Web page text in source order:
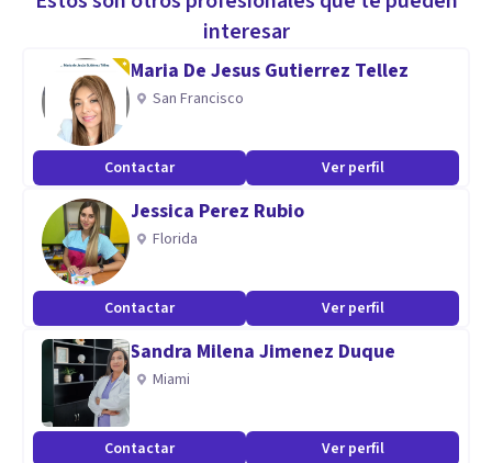
interesar
Maria De Jesus Gutierrez Tellez
San Francisco
Contactar Ver perfil
Jessica Perez Rubio
Florida
Contactar Ver perfil
Sandra Milena Jimenez Duque
Miami
Contactar Ver perfil